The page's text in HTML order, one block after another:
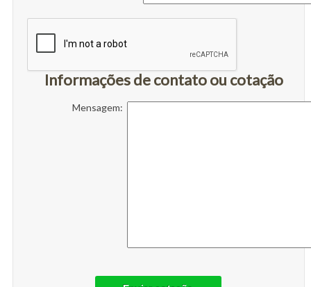
Informações de contato ou cotação
Mensagem: